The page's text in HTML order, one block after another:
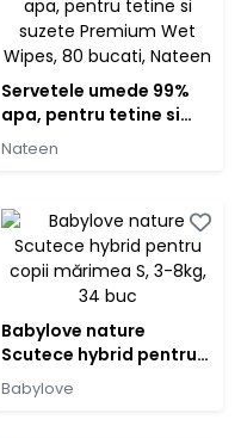
Servetele umede 99%
apa, pentru tetine si
suzete Premium Wet
Nateen
Babylove nature
Scutece hybrid pentru
copii mărimea S, 3-8kg,
34 buc
Babylove